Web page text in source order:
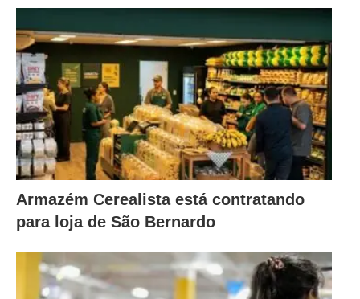
Armazém Cerealista está contratando
para loja de São Bernardo